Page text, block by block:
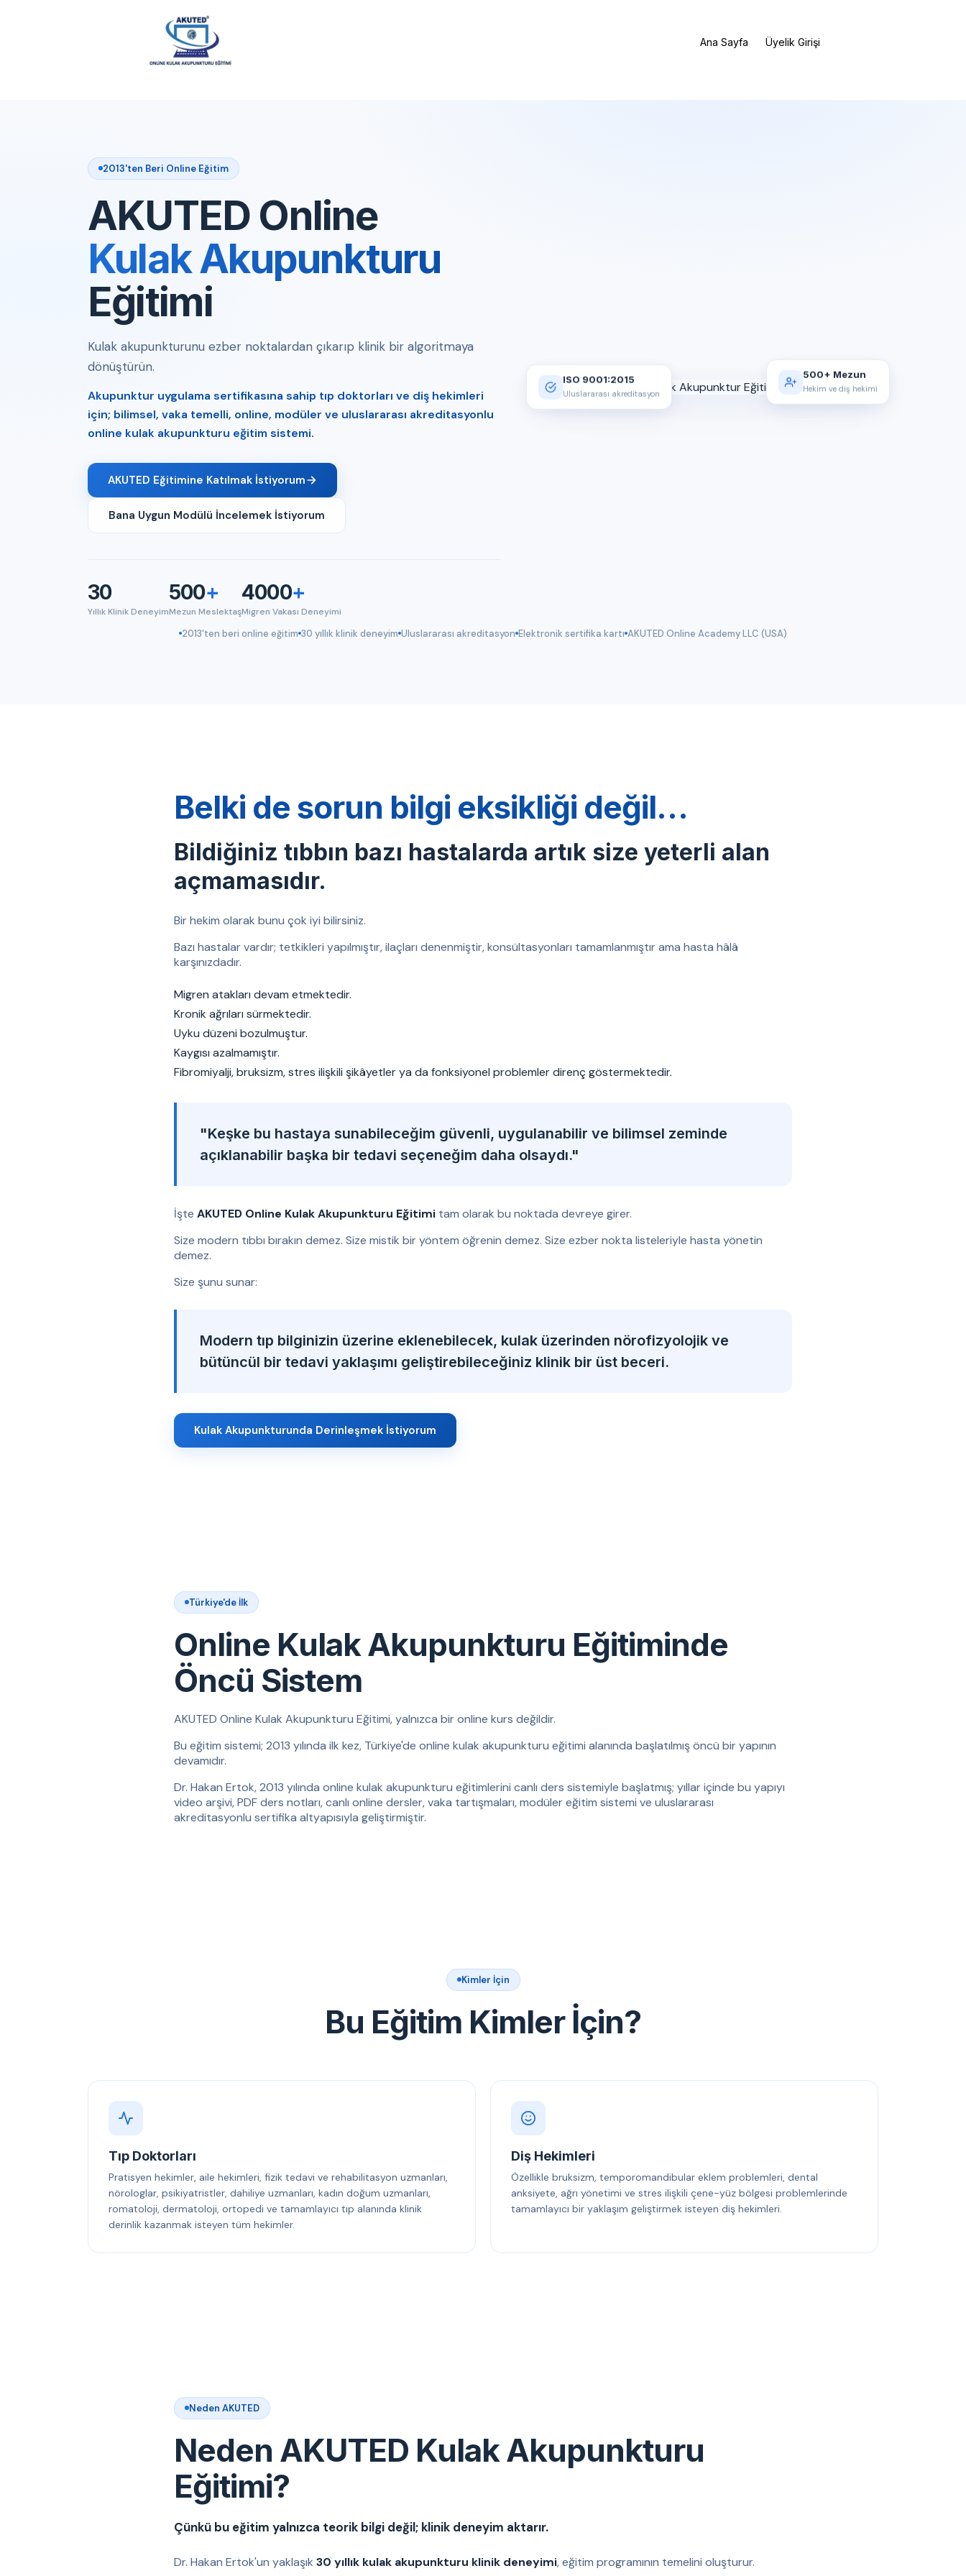
Ana Sayfa Üyelik Girişi
2013'ten Beri Online Eğitim
AKUTED Online
Kulak Akupunkturu
Eğitimi
Kulak akupunkturunu ezber noktalardan çıkarıp klinik bir algoritmaya
dönüştürün.
Akupunktur uygulama sertifikasına sahip tıp doktorları ve diş hekimleri
için; bilimsel, vaka temelli, online, modüler ve uluslararası akreditasyonlu
online kulak akupunkturu eğitim sistemi.
AKUTED Eğitimine Katılmak İstiyorum
Bana Uygun Modülü İncelemek İstiyorum
30
Yıllık Klinik Deneyim
500+
Mezun Meslektaş
4000+
Migren Vakası Deneyimi
ISO 9001:2015
Uluslararası akreditasyon
500+ Mezun
Hekim ve diş hekimi
2013'ten beri online eğitim 30 yıllık klinik deneyim Uluslararası akreditasyon Elektronik sertifika kartı AKUTED Online Academy LLC (USA)
Belki de sorun bilgi eksikliği değil…
Bildiğiniz tıbbın bazı hastalarda artık size yeterli alan
açmamasıdır.
Bir hekim olarak bunu çok iyi bilirsiniz.
Bazı hastalar vardır; tetkikleri yapılmıştır, ilaçları denenmiştir, konsültasyonları tamamlanmıştır ama hasta hâlâ
karşınızdadır.
Migren atakları devam etmektedir.
Kronik ağrıları sürmektedir.
Uyku düzeni bozulmuştur.
Kaygısı azalmamıştır.
Fibromiyalji, bruksizm, stres ilişkili şikâyetler ya da fonksiyonel problemler direnç göstermektedir.
"Keşke bu hastaya sunabileceğim güvenli, uygulanabilir ve bilimsel zeminde
açıklanabilir başka bir tedavi seçeneğim daha olsaydı."
İşte AKUTED Online Kulak Akupunkturu Eğitimi tam olarak bu noktada devreye girer.
Size modern tıbbı bırakın demez. Size mistik bir yöntem öğrenin demez. Size ezber nokta listeleriyle hasta yönetin
demez.
Size şunu sunar:
Modern tıp bilginizin üzerine eklenebilecek, kulak üzerinden nörofizyolojik ve
bütüncül bir tedavi yaklaşımı geliştirebileceğiniz klinik bir üst beceri.
Kulak Akupunkturunda Derinleşmek İstiyorum
Türkiye'de İlk
Online Kulak Akupunkturu Eğitiminde
Öncü Sistem
AKUTED Online Kulak Akupunkturu Eğitimi, yalnızca bir online kurs değildir.
Bu eğitim sistemi; 2013 yılında ilk kez, Türkiye'de online kulak akupunkturu eğitimi alanında başlatılmış öncü bir yapının
devamıdır.
Dr. Hakan Ertok, 2013 yılında online kulak akupunkturu eğitimlerini canlı ders sistemiyle başlatmış; yıllar içinde bu yapıyı
video arşivi, PDF ders notları, canlı online dersler, vaka tartışmaları, modüler eğitim sistemi ve uluslararası
akreditasyonlu sertifika altyapısıyla geliştirmiştir.
Kimler İçin
Bu Eğitim Kimler İçin?
Tıp Doktorları
Pratisyen hekimler, aile hekimleri, fizik tedavi ve rehabilitasyon uzmanları,
nörologlar, psikiyatristler, dahiliye uzmanları, kadın doğum uzmanları,
romatoloji, dermatoloji, ortopedi ve tamamlayıcı tıp alanında klinik
derinlik kazanmak isteyen tüm hekimler.
Diş Hekimleri
Özellikle bruksizm, temporomandibular eklem problemleri, dental
anksiyete, ağrı yönetimi ve stres ilişkili çene-yüz bölgesi problemlerinde
tamamlayıcı bir yaklaşım geliştirmek isteyen diş hekimleri.
Neden AKUTED
Neden AKUTED Kulak Akupunkturu
Eğitimi?
Çünkü bu eğitim yalnızca teorik bilgi değil; klinik deneyim aktarır.
Dr. Hakan Ertok'un yaklaşık 30 yıllık kulak akupunkturu klinik deneyimi, eğitim programının temelini oluşturur.